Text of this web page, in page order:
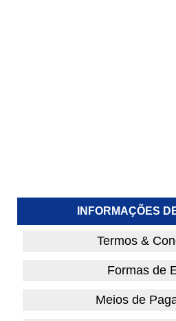
INFORMAÇÕES
Termos &
Formas de
Meios de